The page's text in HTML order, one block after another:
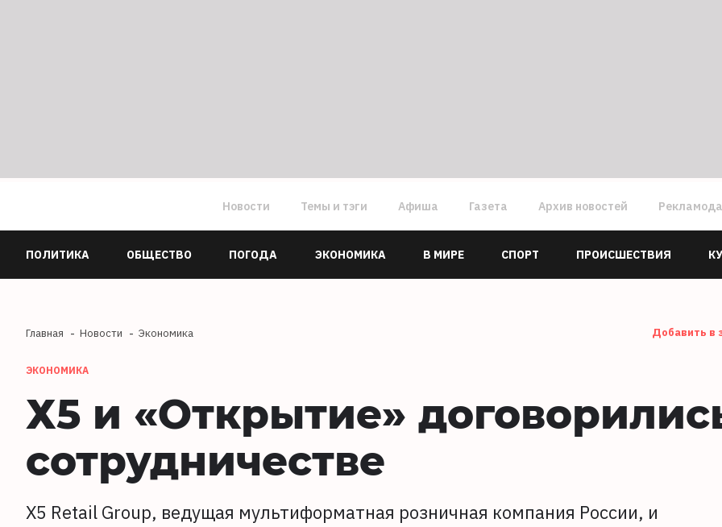
Новости Темы и тэги Афиша Газета Архив новостей
ПОЛИТИКА ОБЩЕСТВО ПОГОДА ЭКОНОМИКА В МИРЕ СПОРТ ПРОИСШЕСТВИЯ
Главная Новости Экономика Добавить в
ЭКОНОМИКА
Х5 и «Открытие»
сотрудничестве
X5 Retail Group, ведущая мультиформатная розничная компания России, и